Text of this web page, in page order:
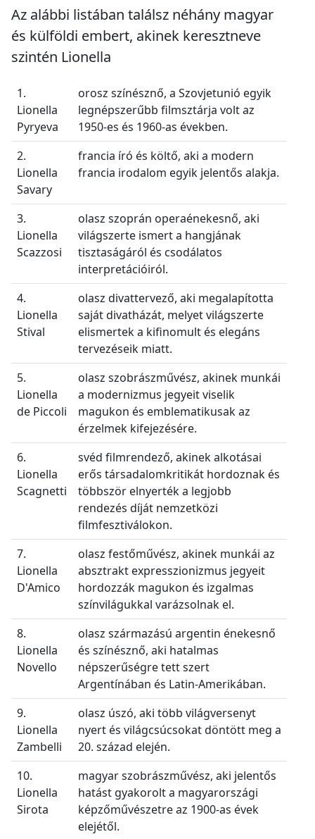
Az alábbi listában találsz néhány magyar
és külföldi embert, akinek keresztneve
szintén Lionella
1.
Lionella
Pyryeva
orosz színésznő, a Szovjetunió egyik
legnépszerűbb filmsztárja volt az
1950-es és 1960-as években.
2.
Lionella
Savary
francia író és költő, aki a modern
francia irodalom egyik jelentős alakja.
3.
Lionella
Scazzosi
olasz szoprán operaénekesnő, aki
világszerte ismert a hangjának
tisztaságáról és csodálatos
interpretációiról.
4.
Lionella
Stival
olasz divattervező, aki megalapította
saját divatházát, melyet világszerte
elismertek a kifinomult és elegáns
tervezéseik miatt.
5.
Lionella
de Piccoli
olasz szobrászművész, akinek munkái
a modernizmus jegyeit viselik
magukon és emblematikusak az
érzelmek kifejezésére.
6.
Lionella
Scagnetti
svéd filmrendező, akinek alkotásai
erős társadalomkritikát hordoznak és
többször elnyerték a legjobb
rendezés díját nemzetközi
filmfesztiválokon.
7.
Lionella
D'Amico
olasz festőművész, akinek munkái az
absztrakt expresszionizmus jegyeit
hordozzák magukon és izgalmas
színvilágukkal varázsolnak el.
8.
Lionella
Novello
olasz származású argentin énekesnő
és színésznő, aki hatalmas
népszerűségre tett szert
Argentínában és Latin-Amerikában.
9.
Lionella
Zambelli
olasz úszó, aki több világversenyt
nyert és világcsúcsokat döntött meg a
20. század elején.
10.
Lionella
Sirota
magyar szobrászművész, aki jelentős
hatást gyakorolt a magyarországi
képzőművészetre az 1900-as évek
elejétől.